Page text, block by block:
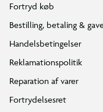
Fortryd køb
Bestilling, betaling &
Handelsbetingelser
Reklamationspolitik
Reparation af varer
Fortrydelsesret